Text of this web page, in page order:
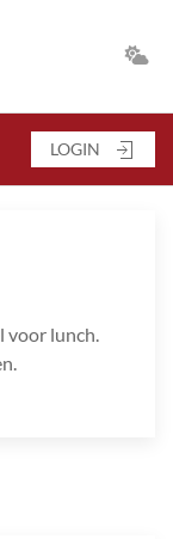
LOGIN
voor lunch.